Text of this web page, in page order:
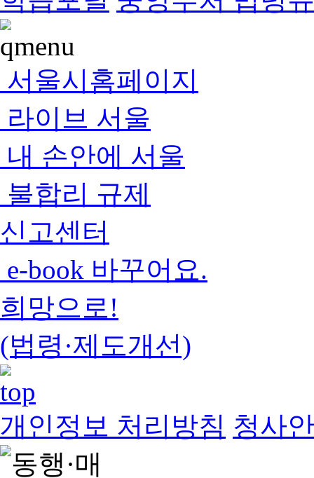
서울시홈페이지
라이브 서울
내 손안에 서울
불합리 규제
신고센터
e-book 바꾸어요.
희망으로!
(법령·제도개선)
개인정보 처리방침 청사